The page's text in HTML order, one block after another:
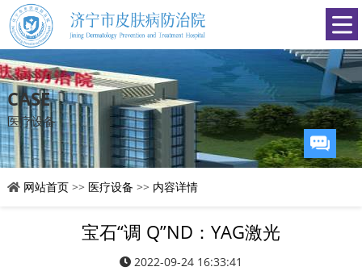
CASE
医疗设备
网站首页>> 医疗设备 >> 内容详情
宝石“调 Q”ND：YAG激光
2022-09-24 16:33:41